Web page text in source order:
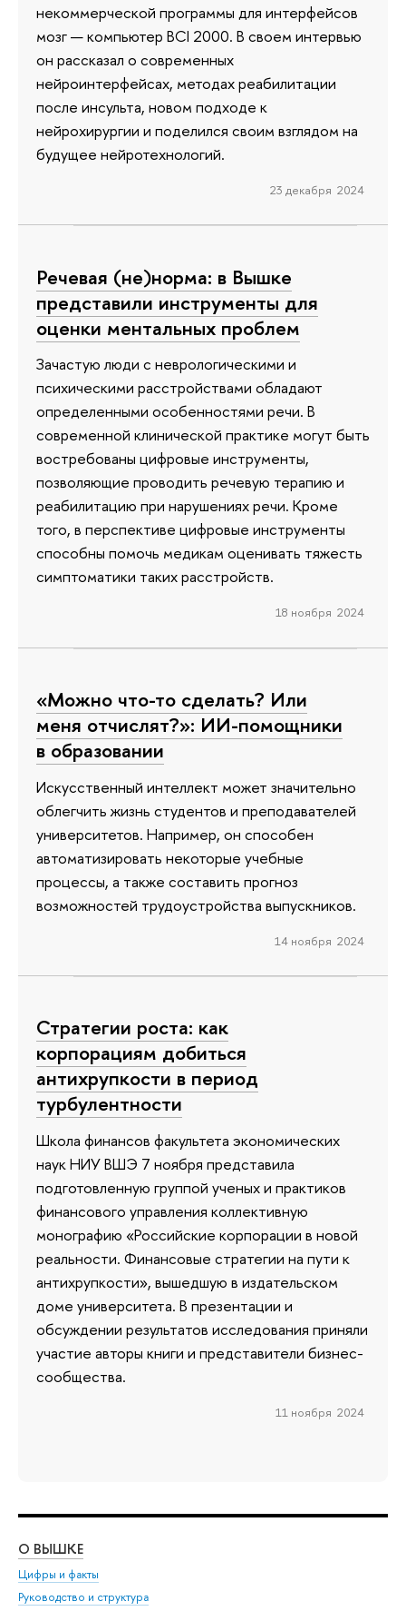
некоммерческой программы для интерфейсов
мозг — компьютер BCI 2000. В своем интервью
он рассказал о современных
нейроинтерфейсах, методах реабилитации
после инсульта, новом подходе к
нейрохирургии и поделился своим взглядом на
будущее нейротехнологий.
23 декабря 2024
Речевая (не)норма: в Вышке
представили инструменты для
оценки ментальных проблем
Зачастую люди с неврологическими и
психическими расстройствами обладают
определенными особенностями речи. В
современной клинической практике могут быть
востребованы цифровые инструменты,
позволяющие проводить речевую терапию и
реабилитацию при нарушениях речи. Кроме
того, в перспективе цифровые инструменты
способны помочь медикам оценивать тяжесть
симптоматики таких расстройств.
18 ноября 2024
«Можно что-то сделать? Или
меня отчислят?»: ИИ-помощники
в образовании
Искусственный интеллект может значительно
облегчить жизнь студентов и преподавателей
университетов. Например, он способен
автоматизировать некоторые учебные
процессы, а также составить прогноз
возможностей трудоустройства выпускников.
14 ноября 2024
Стратегии роста: как
корпорациям добиться
антихрупкости в период
турбулентности
Школа финансов факультета экономических
наук НИУ ВШЭ 7 ноября представила
подготовленную группой ученых и практиков
финансового управления коллективную
монографию «Российские корпорации в новой
реальности. Финансовые стратегии на пути к
антихрупкости», вышедшую в издательском
доме университета. В презентации и
обсуждении результатов исследования приняли
участие авторы книги и представители бизнес-
сообщества.
11 ноября 2024
О ВЫШКЕ
Цифры и факты
Руководство и структура